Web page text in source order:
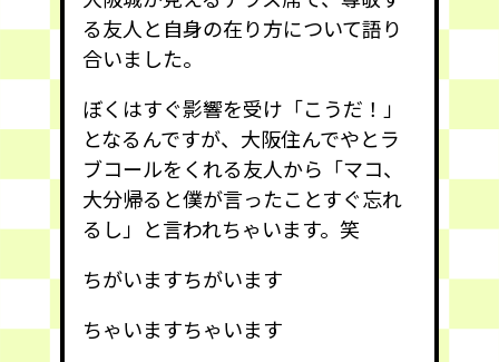
る友人と自身の在り方について語り
合いました。
ぼくはすぐ影響を受け「こうだ！」
となるんですが、大阪住んでやとラ
ブコールをくれる友人から「マコ、
大分帰ると僕が言ったことすぐ忘れ
るし」と言われちゃいます。笑
ちがいますちがいます
ちゃいますちゃいます